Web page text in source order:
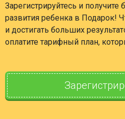
Зарегистрируйтесь и получите
развития ребенка в Подарок!
и достигать больших
оплатите тарифный план,